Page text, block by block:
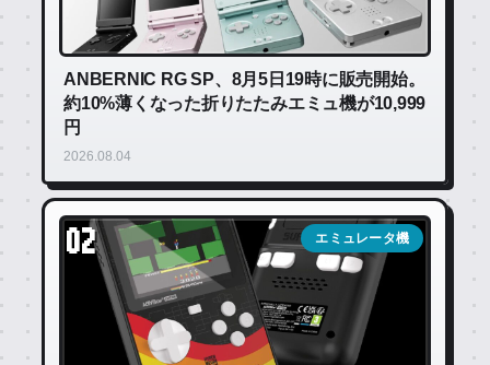
ANBERNIC RG SP、8月5日19時に販売開始。
約10%薄くなった折りたたみエミュ機が10,999
円
2026.08.04
02 エミュレータ機